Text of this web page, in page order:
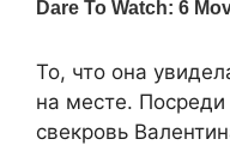
То, что она
на месте.
свекровь